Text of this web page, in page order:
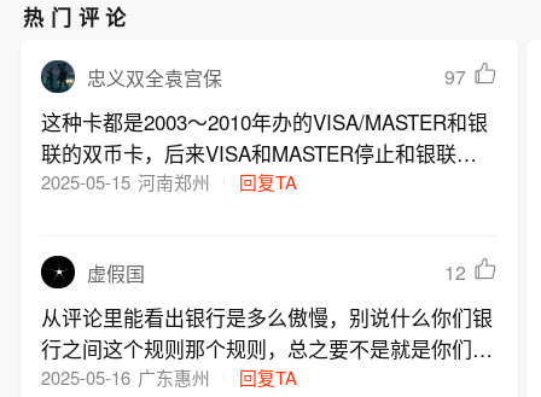
能源公司拒绝兑现对其承诺的供电服
电网升级工程。
热门评论
忠义双全袁宫保 97
这种卡都是2003～2010年办的VISA/MASTER和银
联的双币卡，后来VISA和MASTER停止和银联合
作，强制要求停止所有6开头号段的合作卡，所以
2025-05-15 河南郑州 回复TA
虚假国 12
从评论里能看出银行是多么傲慢，别说什么你们银
行之间这个规则那个规则，总之要不是就是你们故
意的，要不是就是你们银行同业间的技术问题造成
2025-05-16 广东惠州 回复TA